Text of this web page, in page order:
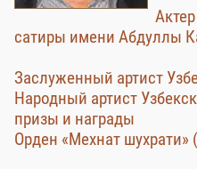
сатиры имени Абдуллы
Заслуженный артист
Народный артист
призы и награды
Орден «Мехнат шухрати»